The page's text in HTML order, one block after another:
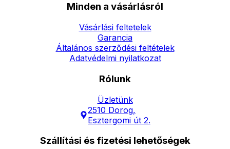
Minden a vásárlásról
Vásárlási feltetelek
Garancia
Általános szerződési feltételek
Adatvédelmi nyilatkozat
Rólunk
Üzletünk
2510 Dorog,
Esztergomi út 2.
Szállítási és fizetési lehetőségek